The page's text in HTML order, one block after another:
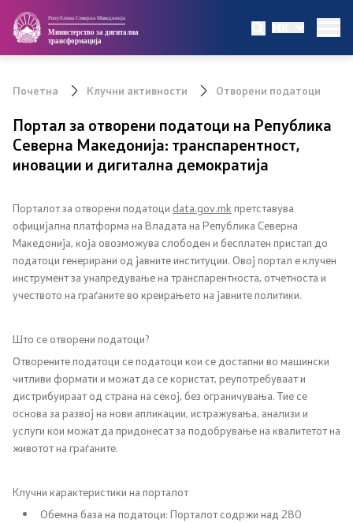
Република Северна Македонија
Министерство за дигитална
трансформација
MK
Министерство
Министер
Државен секретар
Центри за услуги ЕТУ
Закони
Важечки стратегии
Прописи
Документи
Почетна Клучни активности Отворени податоци
Портал за отворени податоци на Република
Северна Македонија: транспарентност,
иновации и дигитална демократија
Порталот за отворени податоци data.gov.mk претставува
официјална платформа на Владата на Република Северна
Македонија, која овозможува слободен и бесплатен пристап до
податоци генерирани од јавните институции. Овој портал е клучен
инструмент за унапредување на транспарентноста, отчетноста и
учеството на граѓаните во креирањето на јавните политики.
Што се отворени податоци?
Отворените податоци се податоци кои се достапни во машински
читливи формати и можат да се користат, реупотребуваат и
дистрибуираат од страна на секој, без ограничувања. Тие се
основа за развој на нови апликации, истражувања, анализи и
услуги кои можат да придонесат за подобрување на квалитетот на
животот на граѓаните.
Клучни карактеристики на порталот
Обемна база на податоци: Порталот содржи над 280